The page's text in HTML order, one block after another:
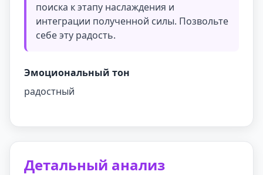
поиска к этапу наслаждения и
интеграции полученной силы. Позвольте
себе эту радость.
Эмоциональный тон
радостный
Детальный анализ